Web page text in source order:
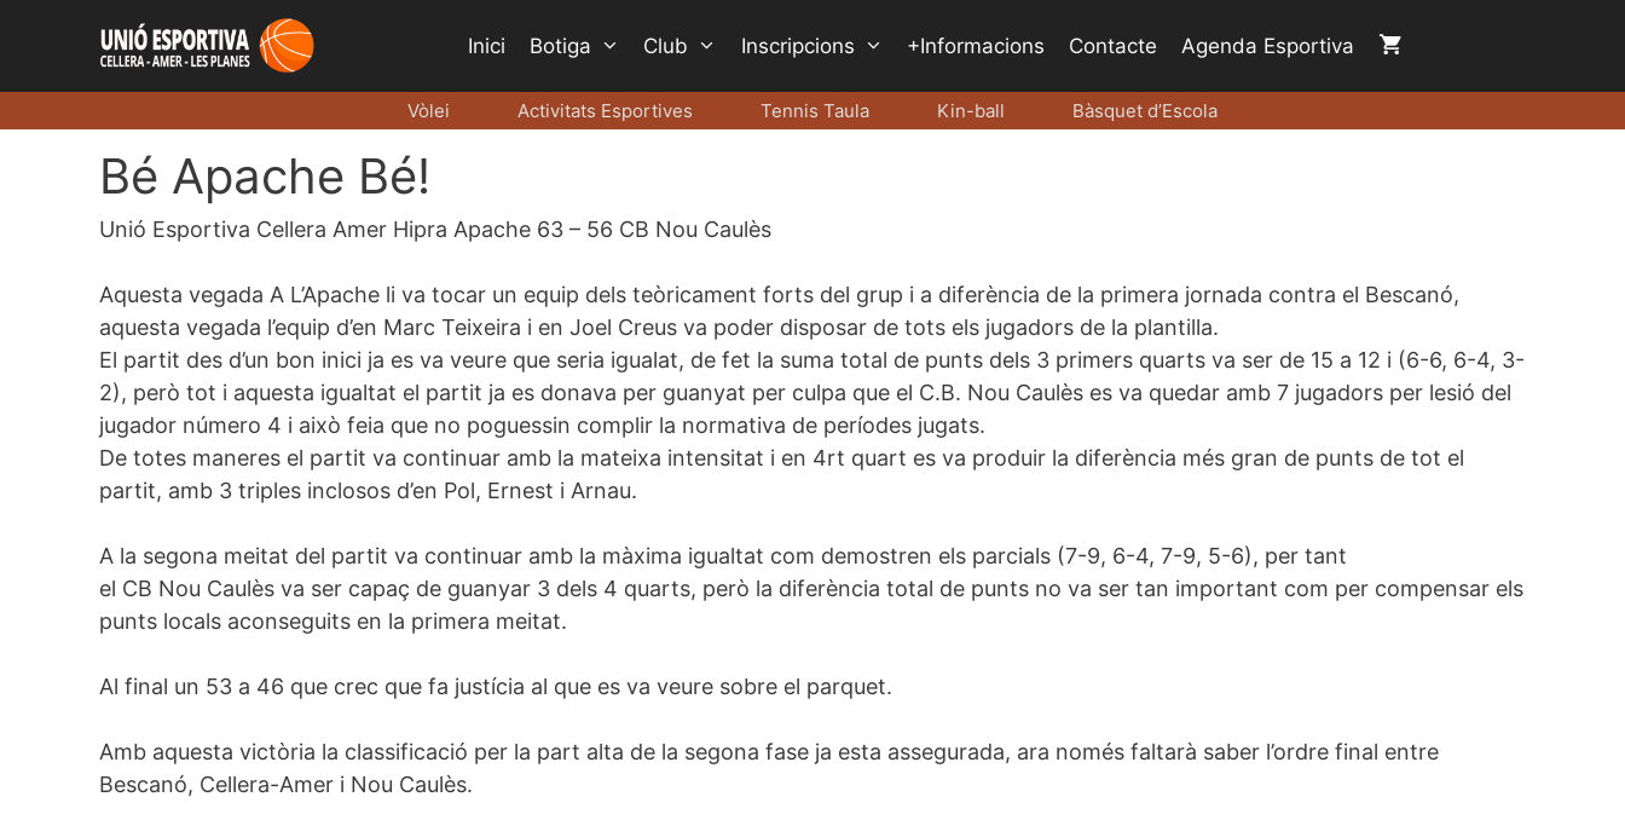
Inici Botiga Club Inscripcions +Informacions Contacte Agenda Esportiva
Vòlei Activitats Esportives Tennis Taula Kin-ball Bàsquet d’Escola
Bé Apache Bé!
Unió Esportiva Cellera Amer Hipra Apache 63 – 56 CB Nou Caulès
Aquesta vegada A L’Apache li va tocar un equip dels teòricament forts del grup i a diferència de la primera jornada contra el Bescanó,
aquesta vegada l’equip d’en Marc Teixeira i en Joel Creus va poder disposar de tots els jugadors de la plantilla.
El partit des d’un bon inici ja es va veure que seria igualat, de fet la suma total de punts dels 3 primers quarts va ser de 15 a 12 i (6-6, 6-4, 3-
2), però tot i aquesta igualtat el partit ja es donava per guanyat per culpa que el C.B. Nou Caulès es va quedar amb 7 jugadors per lesió del
jugador número 4 i això feia que no poguessin complir la normativa de períodes jugats.
De totes maneres el partit va continuar amb la mateixa intensitat i en 4rt quart es va produir la diferència més gran de punts de tot el
partit, amb 3 triples inclosos d’en Pol, Ernest i Arnau.
A la segona meitat del partit va continuar amb la màxima igualtat com demostren els parcials (7-9, 6-4, 7-9, 5-6), per tant
el CB Nou Caulès va ser capaç de guanyar 3 dels 4 quarts, però la diferència total de punts no va ser tan important com per compensar els
punts locals aconseguits en la primera meitat.
Al final un 53 a 46 que crec que fa justícia al que es va veure sobre el parquet.
Amb aquesta victòria la classificació per la part alta de la segona fase ja esta assegurada, ara només faltarà saber l’ordre final entre
Bescanó, Cellera-Amer i Nou Caulès.